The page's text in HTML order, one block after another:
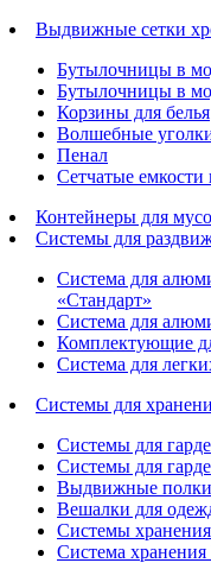
Выдвижные сетки
Бутылочницы в
Бутылочницы в
Корзины для белья
Волшебные
Пенал
Cетчатые
Контейнеры для
Системы для
Система для
«Стандарт»
Система для
Комплектующие
Система для
Системы для
Системы для
Системы для
Выдвижные
Вешалки для
Системы
Система